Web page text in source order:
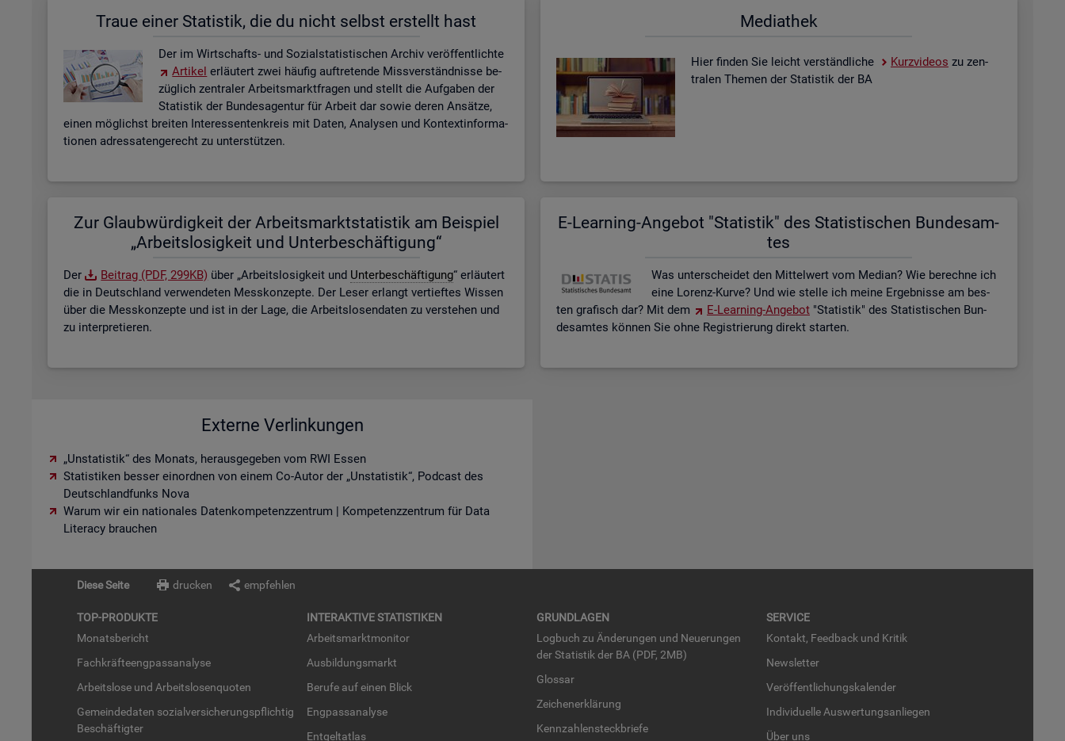
Traue einer Sta­tis­tik, die du nicht selbst er­stellt hast
Der im Wirt­schafts- und So­zi­al­sta­tis­ti­schen Ar­chiv ver­öf­fent­lich­te
Ar­ti­kel er­läu­tert zwei häu­fig auf­tre­ten­de Miss­ver­ständ­nis­se be­
züg­lich zen­tra­ler Ar­beits­markt­fra­gen und stellt die Auf­ga­ben der
Sta­tis­tik der Bun­des­agen­tur für Ar­beit dar sowie deren An­sät­ze,
einen mög­lichst brei­ten In­ter­es­sen­ten­kreis mit Daten, Ana­ly­sen und Kon­text­in­for­ma­
tio­nen adres­sa­ten­ge­recht zu un­ter­stüt­zen.
Me­dia­thek
Hier fin­den Sie leicht ver­ständ­li­che Kurz­vi­de­os zu zen­
tra­len The­men der Sta­tis­tik der BA
Zur Glaub­wür­dig­keit der Ar­beits­markt­sta­tis­tik am Bei­spiel
„Ar­beits­lo­sig­keit und Un­ter­be­schäf­ti­gung“
Der Bei­trag (PDF, 299KB) über „Ar­beits­lo­sig­keit und Un­ter­be­schäf­ti­gung“ er­läu­tert
die in Deutsch­land ver­wen­de­ten Mess­kon­zep­te. Der Leser er­langt ver­tief­tes Wis­sen
über die Mess­kon­zep­te und ist in der Lage, die Ar­beits­lo­sen­da­ten zu ver­ste­hen und
zu in­ter­pre­tie­ren.
E-Lear­ning-An­ge­bot "Sta­tis­tik" des Sta­tis­ti­schen Bun­des­am­
tes
Was un­ter­schei­det den Mit­tel­wert vom Me­di­an? Wie be­rech­ne ich
eine Lo­renz-Kurve? Und wie stel­le ich meine Er­geb­nis­se am bes­
ten gra­fisch dar? Mit dem
E-Lear­ning-An­ge­bot"Sta­tis­tik" des Sta­tis­ti­schen Bun­
des­am­tes kön­nen Sie ohne Re­gis­trie­rung di­rekt star­ten.
Externe Verlinkungen
„Unstatistik“ des Monats, herausgegeben vom RWI Essen
Statistiken besser einordnen von einem Co-Autor der „Unstatistik“, Podcast des
Deutschlandfunks Nova
Warum wir ein nationales Datenkompetenzzentrum | Kompetenzzentrum für Data
Literacy brauchen
Diese Seite drucken empfehlen
TOP-PRO­DUK­TE
Mo­nats­be­richt
Fach­kräf­te­eng­pass­ana­ly­se
Ar­beits­lo­se und Ar­beits­lo­sen­quo­ten
Ge­mein­de­da­ten so­zi­al­ver­si­che­rungs­pflich­tig
Be­schäf­tig­ter
IN­TER­AK­TI­VE STA­TIS­TI­KEN
Ar­beits­markt­mo­ni­tor
Aus­bil­dungs­markt
Be­ru­fe auf einen Blick
Eng­pass­ana­ly­se
Ent­gel­t­at­las
GRUND­LA­GEN
Log­buch zu Än­de­run­gen und Neue­run­gen
der Sta­tis­tik der BA (PDF, 2MB)
Glos­sar
Zei­chen­er­klä­rung
Kenn­zah­len­steck­brie­fe
SER­VICE
Kon­takt, Feed­back und Kri­tik
News­let­ter
Ver­öf­fent­li­chungs­ka­len­der
In­di­vi­du­el­le Aus­wer­tungs­an­lie­gen
Über uns